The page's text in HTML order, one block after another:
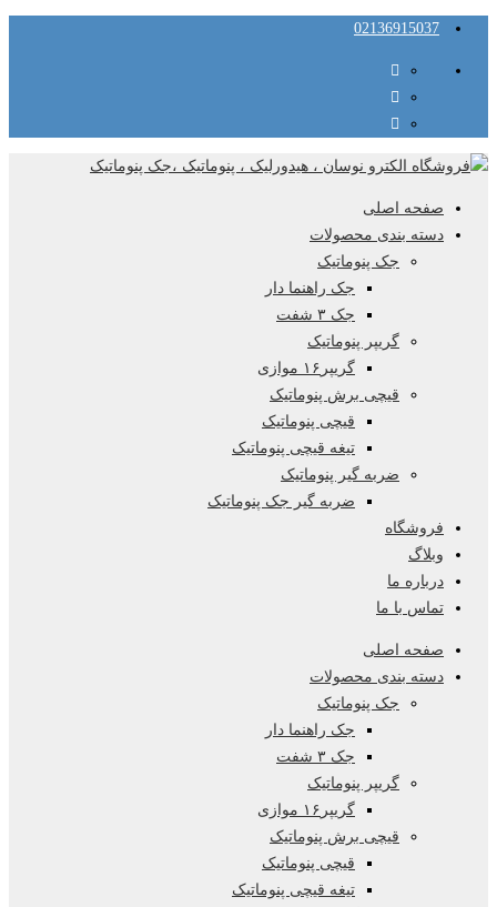
02136915037
صفحه اصلی
دسته بندی محصولات
جک پنوماتیک
جک راهنما دار
جک ۳ شفت
گریپر پنوماتیک
گریپر۱۶ موازی
قیچی برش پنوماتیک
قیچی پنوماتیک
تیغه قیچی پنوماتیک
ضربه گیر پنوماتیک
ضربه گیر جک پنوماتیک
فروشگاه
وبلاگ
درباره ما
تماس با ما
صفحه اصلی
دسته بندی محصولات
جک پنوماتیک
جک راهنما دار
جک ۳ شفت
گریپر پنوماتیک
گریپر۱۶ موازی
قیچی برش پنوماتیک
قیچی پنوماتیک
تیغه قیچی پنوماتیک